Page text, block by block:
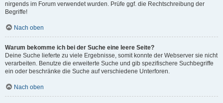
nirgends im Forum verwendet wurden. Prüfe ggf. die Rechtschreibung der
Begriffe!
Nach oben
Warum bekomme ich bei der Suche eine leere Seite?
Deine Suche lieferte zu viele Ergebnisse, somit konnte der Webserver sie nicht
verarbeiten. Benutze die erweiterte Suche und gib spezifischere Suchbegriffe
ein oder beschränke die Suche auf verschiedene Unterforen.
Nach oben